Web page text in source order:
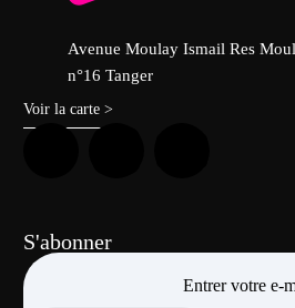
Avenue Moulay Ismail Res
n°16 Tanger
Voir la carte >
S'abonner